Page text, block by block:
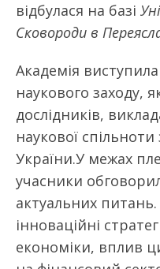
відбулася на базі
Сковороди в
Академія
наукового заходу,
дослідників,
наукової спільноти
України.У межах
учасники
актуальних
інноваційні
економіки, вплив